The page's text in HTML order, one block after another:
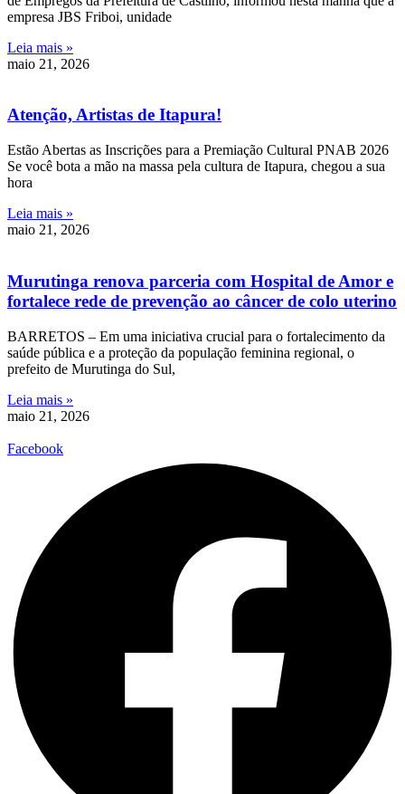
empresa JBS Friboi, unidade
Leia mais »
maio 21, 2026
Atenção, Artistas de Itapura!
Estão Abertas as Inscrições para a Premiação Cultural PNAB 2026
Se você bota a mão na massa pela cultura de Itapura, chegou a sua
hora
Leia mais »
maio 21, 2026
Murutinga renova parceria com Hospital de Amor e
fortalece rede de prevenção ao câncer de colo uterino
BARRETOS – Em uma iniciativa crucial para o fortalecimento da
saúde pública e a proteção da população feminina regional, o
prefeito de Murutinga do Sul,
Leia mais »
maio 21, 2026
Facebook